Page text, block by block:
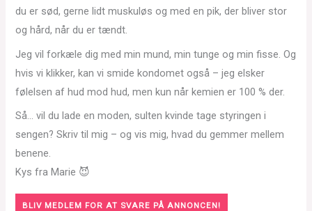
du er sød, gerne lidt muskuløs og med en pik, der bliver stor
og hård, når du er tændt.
Jeg vil forkæle dig med min mund, min tunge og min fisse. Og
hvis vi klikker, kan vi smide kondomet også – jeg elsker
følelsen af hud mod hud, men kun når kemien er 100 % der.
Så… vil du lade en moden, sulten kvinde tage styringen i
sengen? Skriv til mig – og vis mig, hvad du gemmer mellem
benene.
Kys fra Marie 😈
BLIV MEDLEM FOR AT SVARE PÅ ANNONCEN!